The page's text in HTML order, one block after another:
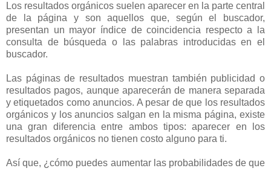
Los resultados orgánicos suelen aparecer en la parte central
de la página y son aquellos que, según el buscador,
presentan un mayor índice de coincidencia respecto a la
consulta de búsqueda o las palabras introducidas en el
buscador.
Las páginas de resultados muestran también publicidad o
resultados pagos, aunque aparecerán de manera separada
y etiquetados como anuncios. A pesar de que los resultados
orgánicos y los anuncios salgan en la misma página, existe
una gran diferencia entre ambos tipos: aparecer en los
resultados orgánicos no tienen costo alguno para ti.
Así que, ¿cómo puedes aumentar las probabilidades de que